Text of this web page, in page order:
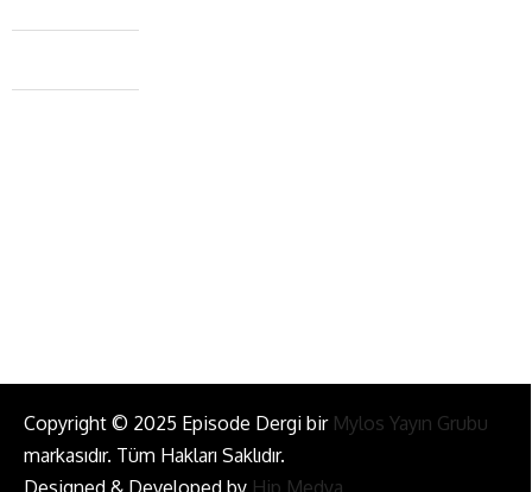
Caferağa Mah. Dr. Şakir Paşa Sok. No3/A Kadıköy İstanbul
+90 543 345 46 00
Copyright © 2025 Episode Dergi bir Mylos Yayın Grubu
markasıdır. Tüm Hakları Saklıdır.
Designed & Developed by Hip Medya